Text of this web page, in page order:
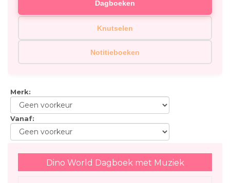
Dagboeken
Knutselen
Notitieboeken
Merk:
Vanaf:
Dino World Dagboek met Muziek